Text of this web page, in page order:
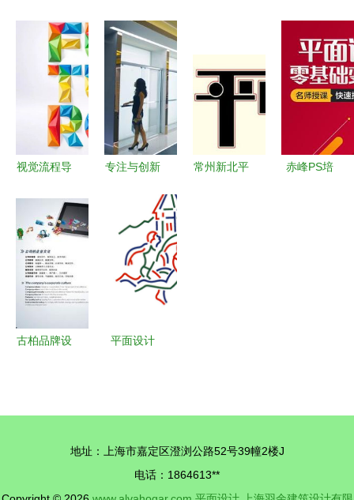
计唤醒视觉
盛宴
进门就看呆
了！——顺
发美哉美城
装修案例篇
值得借鉴的
经典风向标
视觉流程导
计中的专业
布局技巧与
实践
专注与创新
浴总经理危
五祥的20年
淋浴房设计
之路
常州新北平
赤峰PS培
古柏品牌设
平面设计
地址：上海市嘉定区澄浏公路52号39幢2楼J
电话：1864613**